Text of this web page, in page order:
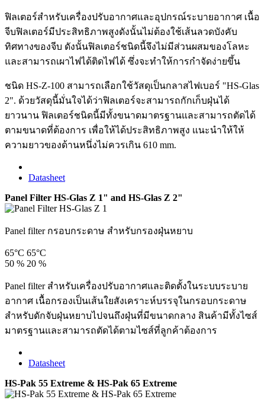
ฟิลเตอร์สำหรับเครื่องปรับอากาศและอุปกรณ์ระบายอากาศ เนื้อ
จีบฟิลเตอร์มีประสิทธิภาพสูงดังนั้นไม่ต้องใช้เส้นลวดบังคับ
ทิศทางของจีบ ดังนั้นฟิลเตอร์ชนิดนี้จึงไม่มีส่วนผสมของโลหะ
และสามารถเผาไฟได้ติดไฟได้ ซึ่งจะทำให้การกำจัดง่ายขึ้น
ชนิด HS-Z-100 สามารถเลือกใช้วัสดุเป็นกลาสไฟเบอร์ "HS-Glas
2". ด้วยวัสดุนี้มั่นใจได้ว่าฟิลเตอร์จะสามารถกักเก็บฝุ่นได้
ยาวนาน ฟิลเตอร์ชนิดนี้มีทั้งขนาดมาตรฐานและสามารถตัดได้
ตามขนาดที่ต้องการ เพื่อให้ได้ประสิทธิภาพสูง แนะนำให้ให้
ความยาวของด้านหนึ่งไม่ควรเกิน 610 mm.
Datasheet
Panel Filter HS-Glas Z 1" and HS-Glas Z 2"
Panel filter กรอบกระดาษ สำหรับกรองฝุ่นหยาบ
65°C 65°C
50 % 20 %
Panel filter สำหรับเครื่องปรับอากาศและติดตั้งในระบบระบาย
อากาศ เนื้อกรองเป็นเส้นใยสังเคราะห์บรรจุในกรอบกระดาษ
สำหรับดักจับฝุ่นหยาบไปจนถึงฝุ่นที่มีขนาดกลาง สินค้ามีทั้งไซส์
มาตรฐานและสามารถตัดได้ตามไซส์ที่ลูกค้าต้องการ
Datasheet
HS-Pak 55 Extreme & HS-Pak 65 Extreme